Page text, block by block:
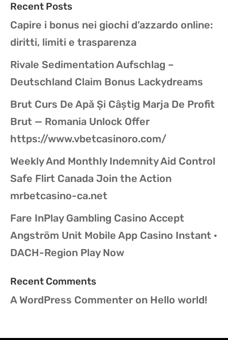
Recent Posts
Capire i bonus nei giochi d’azzardo online:
diritti, limiti e trasparenza
Rivale Sedimentation Aufschlag –
Deutschland Claim Bonus Lackydreams
Brut Curs De Apă Și Câștig Marja De Profit
Brut — Romania Unlock Offer
https://www.vbetcasinoro.com/
Weekly And Monthly Indemnity Aid Control
Safe Flirt Canada Join the Action
mrbetcasino-ca.net
Fare InPlay Gambling Casino Accept
Angström Unit Mobile App Casino Instant ·
DACH-Region Play Now
Recent Comments
A WordPress Commenter on Hello world!